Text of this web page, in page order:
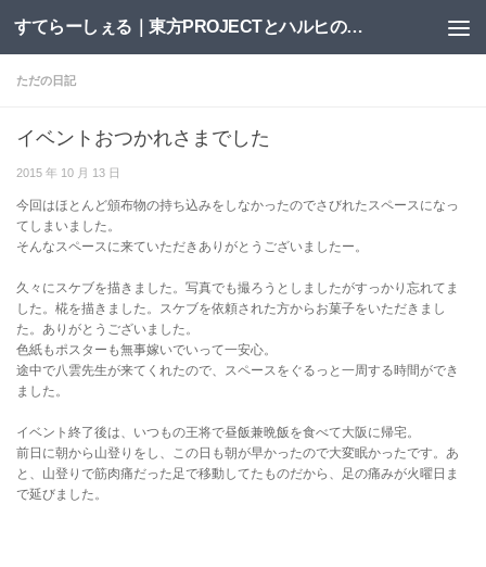
コンテンツへスキップ すてらーしぇる｜東方PROJECTとハルヒの二次創作サイト
ただの日記
イベントおつかれさまでした
2015 年 10 月 13 日
今回はほとんど頒布物の持ち込みをしなかったのでさびれたスペースになっ
てしまいました。
そんなスペースに来ていただきありがとうございましたー。
久々にスケブを描きました。写真でも撮ろうとしましたがすっかり忘れてま
した。椛を描きました。スケブを依頼された方からお菓子をいただきまし
た。ありがとうございました。
色紙もポスターも無事嫁いでいって一安心。
途中で八雲先生が来てくれたので、スペースをぐるっと一周する時間ができ
ました。
イベント終了後は、いつもの王将で昼飯兼晩飯を食べて大阪に帰宅。
前日に朝から山登りをし、この日も朝が早かったので大変眠かったです。あ
と、山登りで筋肉痛だった足で移動してたものだから、足の痛みが火曜日ま
で延びました。